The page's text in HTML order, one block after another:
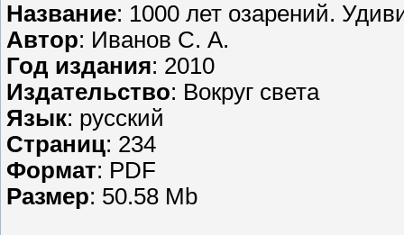
Название: 1000 лет озарений.
Автор: Иванов С. А.
Год издания: 2010
Издательство: Вокруг света
Язык: русский
Страниц: 234
Формат: PDF
Размер: 50.58 Mb